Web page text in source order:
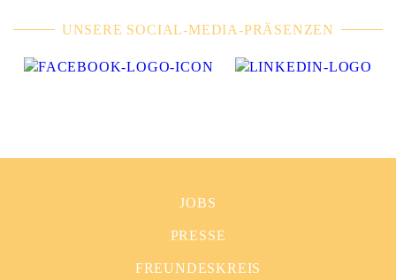
UNSERE SOCIAL-MEDIA-PRÄSENZEN
JOBS
PRESSE
FREUNDESKREIS